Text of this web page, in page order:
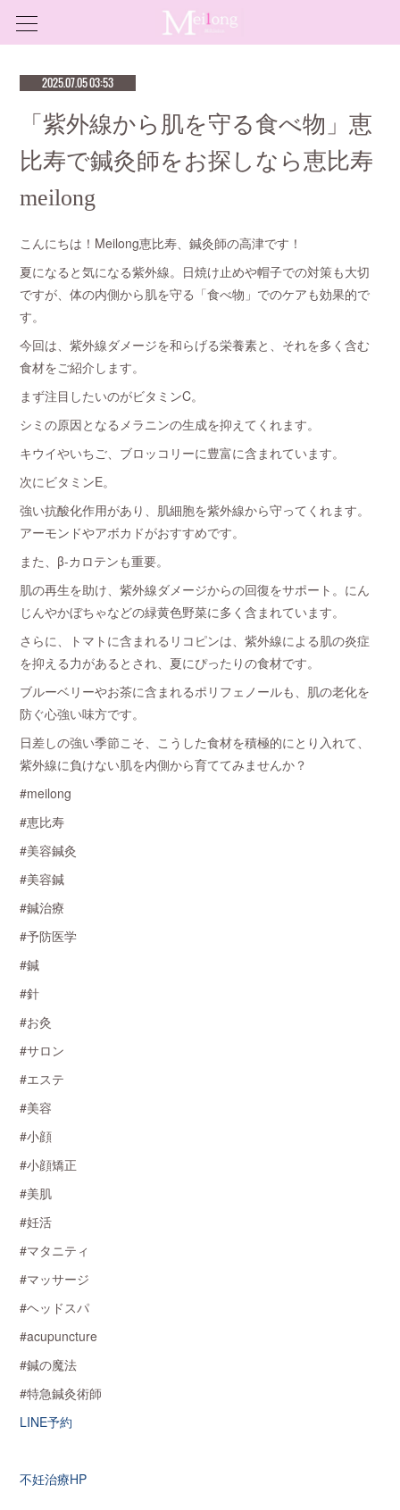
2025.07.05 03:53
「紫外線から肌を守る食べ物」恵
比寿で鍼灸師をお探しなら恵比寿
meilong
こんにちは！Meilong恵比寿、鍼灸師の高津です！
夏になると気になる紫外線。日焼け止めや帽子での対策も大切
ですが、体の内側から肌を守る「食べ物」でのケアも効果的で
す。
今回は、紫外線ダメージを和らげる栄養素と、それを多く含む
食材をご紹介します。
まず注目したいのがビタミンC。
シミの原因となるメラニンの生成を抑えてくれます。
キウイやいちご、ブロッコリーに豊富に含まれています。
次にビタミンE。
強い抗酸化作用があり、肌細胞を紫外線から守ってくれます。
アーモンドやアボカドがおすすめです。
また、β-カロテンも重要。
肌の再生を助け、紫外線ダメージからの回復をサポート。にん
じんやかぼちゃなどの緑黄色野菜に多く含まれています。
さらに、トマトに含まれるリコピンは、紫外線による肌の炎症
を抑える力があるとされ、夏にぴったりの食材です。
ブルーベリーやお茶に含まれるポリフェノールも、肌の老化を
防ぐ心強い味方です。
日差しの強い季節こそ、こうした食材を積極的にとり入れて、
紫外線に負けない肌を内側から育ててみませんか？
#meilong
#恵比寿
#美容鍼灸
#美容鍼
#鍼治療
#予防医学
#鍼
#針
#お灸
#サロン
#エステ
#美容
#小顔
#小顔矯正
#美肌
#妊活
#マタニティ
#マッサージ
#ヘッドスパ
#acupuncture
#鍼の魔法
#特急鍼灸術師
LINE予約
不妊治療HP